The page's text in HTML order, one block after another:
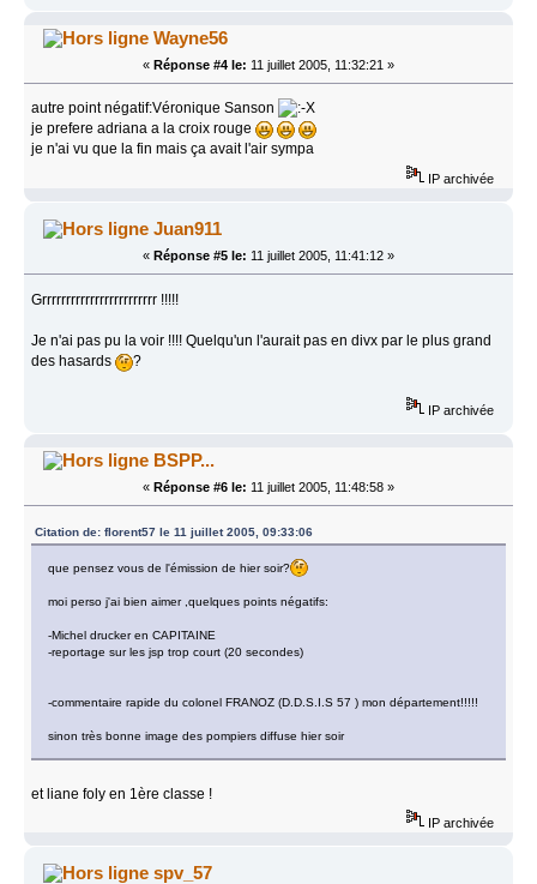
Wayne56
« Réponse #4 le: 11 juillet 2005, 11:32:21 »
autre point négatif:Véronique Sanson
je prefere adriana a la croix rouge
je n'ai vu que la fin mais ça avait l'air sympa
IP archivée
Juan911
« Réponse #5 le: 11 juillet 2005, 11:41:12 »
Grrrrrrrrrrrrrrrrrrrrrrrr !!!!!
Je n'ai pas pu la voir !!!! Quelqu'un l'aurait pas en divx par le plus grand
des hasards
?
IP archivée
BSPP...
« Réponse #6 le: 11 juillet 2005, 11:48:58 »
Citation de: florent57 le 11 juillet 2005, 09:33:06
que pensez vous de l'émission de hier soir?
moi perso j'ai bien aimer ,quelques points négatifs:
-Michel drucker en CAPITAINE
-reportage sur les jsp trop court (20 secondes)
-commentaire rapide du colonel FRANOZ (D.D.S.I.S 57 ) mon département!!!!!
sinon très bonne image des pompiers diffuse hier soir
et liane foly en 1ère classe !
IP archivée
spv_57